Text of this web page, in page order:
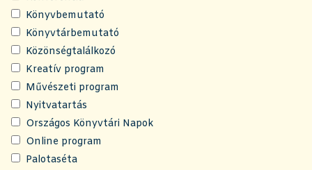
Könyvbemutató
Könyvtárbemutató
Közönségtalálkozó
Kreatív program
Művészeti program
Nyitvatartás
Országos Könyvtári Napok
Online program
Palotaséta